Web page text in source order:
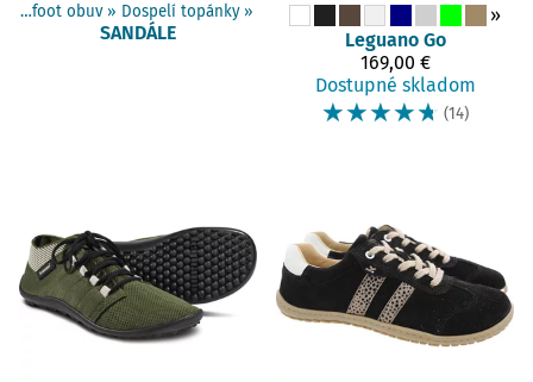
Barefoot obuv ‪» Dospelí topánky ‪»
SANDÁLE
»
Leguano Go
169,00 €
Dostupné skladom
☆☆☆☆☆ (14)